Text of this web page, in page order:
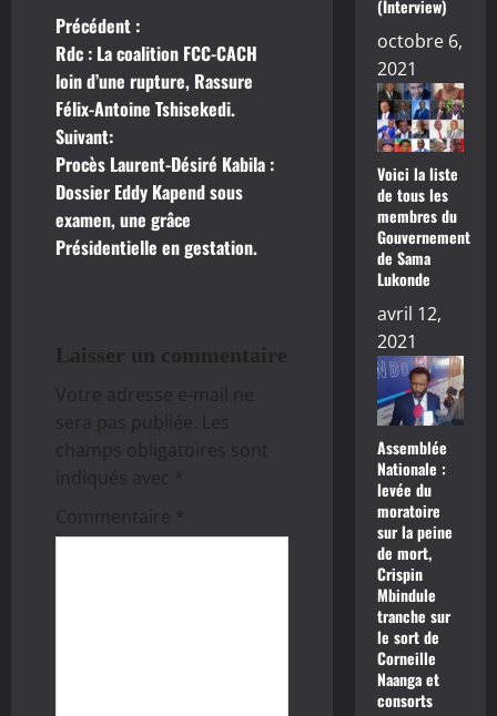
N
a
v
i
g
a
i
o
n
’
Précédent :
Rdc : La coalition FCC-CACH
loin d’une rupture, Rassure
Félix-Antoine Tshisekedi.
Suivant:
Procès Laurent-Désiré Kabila :
Dossier Eddy Kapend sous
examen, une grâce
Présidentielle en gestation.
Laisser un commentaire
Votre adresse e-mail ne
sera pas publiée. Les
champs obligatoires sont
indiqués avec *
Commentaire *
(Interview)
octobre 6,
2021
Voici la liste
de tous les
membres du
Gouvernement
de Sama
Lukonde
avril 12,
2021
Assemblée
Nationale :
levée du
moratoire
sur la peine
de mort,
Crispin
Mbindule
tranche sur
le sort de
Corneille
Naanga et
consorts